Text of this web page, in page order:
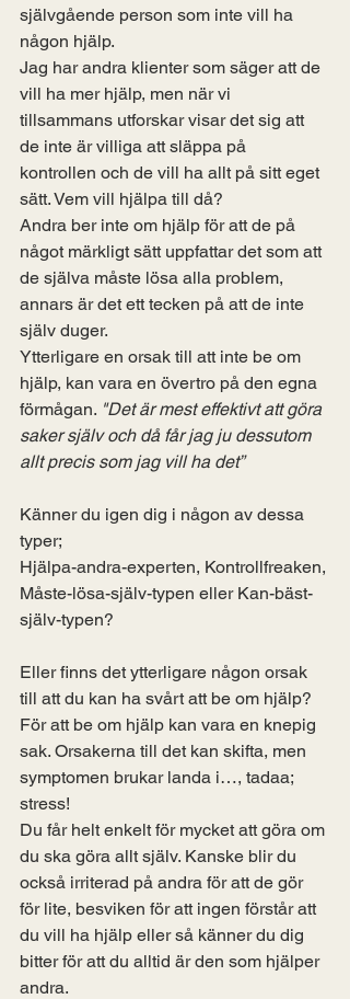
självgående person som inte vill ha
någon hjälp.
Jag har andra klienter som säger att de
vill ha mer hjälp, men när vi
tillsammans utforskar visar det sig att
de inte är villiga att släppa på
kontrollen och de vill ha allt på sitt eget
sätt. Vem vill hjälpa till då?
Andra ber inte om hjälp för att de på
något märkligt sätt uppfattar det som att
de själva måste lösa alla problem,
annars är det ett tecken på att de inte
själv duger.
Ytterligare en orsak till att inte be om
hjälp, kan vara en övertro på den egna
förmågan. "Det är mest effektivt att göra
saker själv och då får jag ju dessutom
allt precis som jag vill ha det”
Känner du igen dig i någon av dessa
typer;
Hjälpa-andra-experten, Kontrollfreaken,
Måste-lösa-själv-typen eller Kan-bäst-
själv-typen?
Eller finns det ytterligare någon orsak
till att du kan ha svårt att be om hjälp?
För att be om hjälp kan vara en knepig
sak. Orsakerna till det kan skifta, men
symptomen brukar landa i…, tadaa;
stress!
Du får helt enkelt för mycket att göra om
du ska göra allt själv. Kanske blir du
också irriterad på andra för att de gör
för lite, besviken för att ingen förstår att
du vill ha hjälp eller så känner du dig
bitter för att du alltid är den som hjälper
andra.